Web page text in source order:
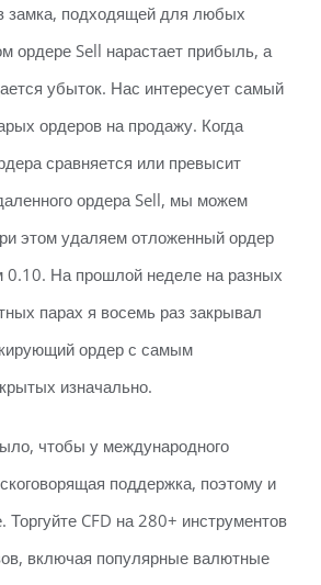
замка, подходящей для любых
ордере Sell нарастает прибыль, а
убыток. Нас интересует самый
ордеров на продажу. Когда
сравняется или превысит
ордера Sell, мы можем
этом удаляем отложенный ордер
На прошлой неделе на разных
парах я восемь раз закрывал
ордер с самым
изначально.
чтобы у международного
поддержка, поэтому и
CFD на 280+ инструментов
включая популярные валютные